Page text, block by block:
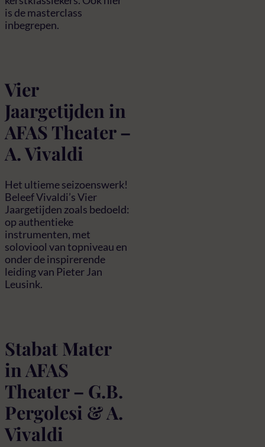
is de masterclass
inbegrepen.
Vier
Jaargetijden in
AFAS Theater –
A. Vivaldi
Het ultieme seizoenswerk!
Beleef Vivaldi’s Vier
Jaargetijden zoals bedoeld:
op authentieke
instrumenten, met
soloviool van topniveau en
onder de inspirerende
leiding van Pieter Jan
Leusink.
Stabat Mater
in AFAS
Theater – G.B.
Pergolesi & A.
Vivaldi